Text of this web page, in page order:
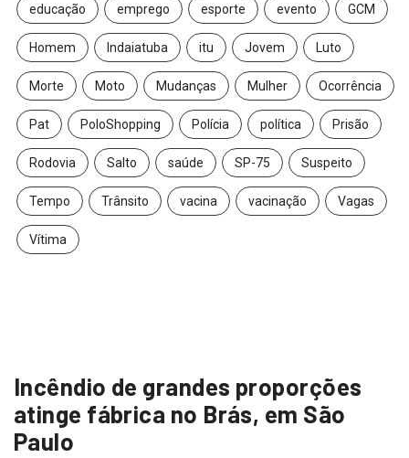
educação emprego esporte evento GCM
Homem Indaiatuba itu Jovem Luto
Morte Moto Mudanças Mulher Ocorrência
Pat PoloShopping Polícia política Prisão
Rodovia Salto saúde SP-75 Suspeito
Tempo Trânsito vacina vacinação Vagas
Vítima
Incêndio de grandes proporções
atinge fábrica no Brás, em São
Paulo